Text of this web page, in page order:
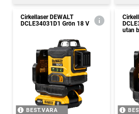
Cirkellaser DEWALT
DCLE34031D1 Grön 18 V
BEST.VARA
utan